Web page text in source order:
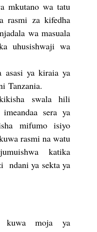
mkutano wa tatu
rasmi za kifedha
wa masuala
uhusishwaji wa
asasi ya kiraia ya
Tanzania.
swala hili
sera ya
mifumo isiyo
rasmi na watu
katika
ndani ya sekta ya
kuwa moja ya